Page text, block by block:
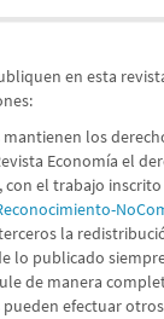
en esta
mantienen los
Economía el
con el trabajo
la
lo publicado
de manera
pueden efectuar